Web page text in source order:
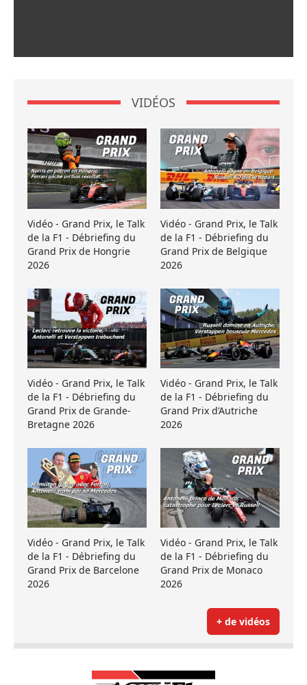
VIDÉOS
Vidéo - Grand Prix, le Talk
de la F1 - Débriefing du
Grand Prix de Hongrie
2026
Vidéo - Grand Prix, le Talk
de la F1 - Débriefing du
Grand Prix de Belgique
2026
Vidéo - Grand Prix, le Talk
de la F1 - Débriefing du
Grand Prix de Grande-
Bretagne 2026
Vidéo - Grand Prix, le Talk
de la F1 - Débriefing du
Grand Prix d’Autriche
2026
Vidéo - Grand Prix, le Talk
de la F1 - Débriefing du
Grand Prix de Barcelone
2026
Vidéo - Grand Prix, le Talk
de la F1 - Débriefing du
Grand Prix de Monaco
2026
+ de vidéos